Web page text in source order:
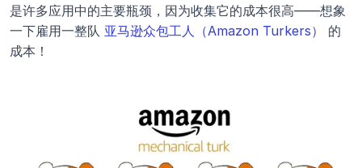
是许多应用中的主要瓶颈，因为收集它的成本很高——想象
一下雇用一整队 亚马逊众包工人（Amazon Turkers）
的
成本！